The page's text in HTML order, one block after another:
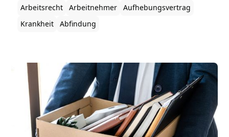
in diesem Beitrag zusammen.
Arbeitsrecht Arbeitnehmer
Aufhebungsvertrag
Krankheit
Abfindung